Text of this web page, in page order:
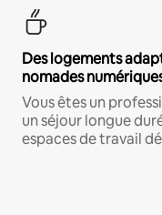
Des logements
nomades
Vous êtes un
un séjour longue
espaces de travail